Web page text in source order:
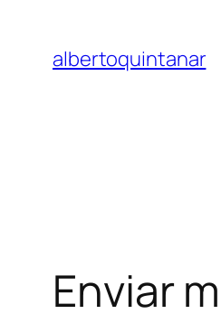
contenido
albertoquintanar
Enviar